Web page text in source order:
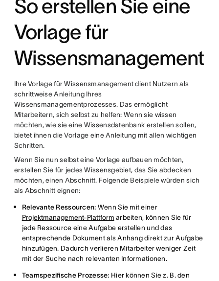
So erstellen Sie eine
Vorlage für
Wissensmanagement
Ihre Vorlage für Wissensmanagement dient Nutzern als
schrittweise Anleitung Ihres
Wissensmanagementprozesses. Das ermöglicht
Mitarbeitern, sich selbst zu helfen: Wenn sie wissen
möchten, wie sie eine Wissensdatenbank erstellen sollen,
bietet ihnen die Vorlage eine Anleitung mit allen wichtigen
Schritten.
Wenn Sie nun selbst eine Vorlage aufbauen möchten,
erstellen Sie für jedes Wissensgebiet, das Sie abdecken
möchten, einen Abschnitt. Folgende Beispiele würden sich
als Abschnitt eignen:
Relevante Ressourcen: Wenn Sie mit einer
Projektmanagement-Plattform arbeiten, können Sie für
jede Ressource eine Aufgabe erstellen und das
entsprechende Dokument als Anhang direkt zur Aufgabe
hinzufügen. Dadurch verlieren Mitarbeiter weniger Zeit
mit der Suche nach relevanten Informationen.
Teamspezifische Prozesse: Hier können Sie z. B. den